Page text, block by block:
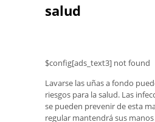
salud
$config[ads_text3] not found
Lavarse las uñas a fondo
riesgos para la salud. Las
se pueden prevenir de esta
regular mantendrá sus